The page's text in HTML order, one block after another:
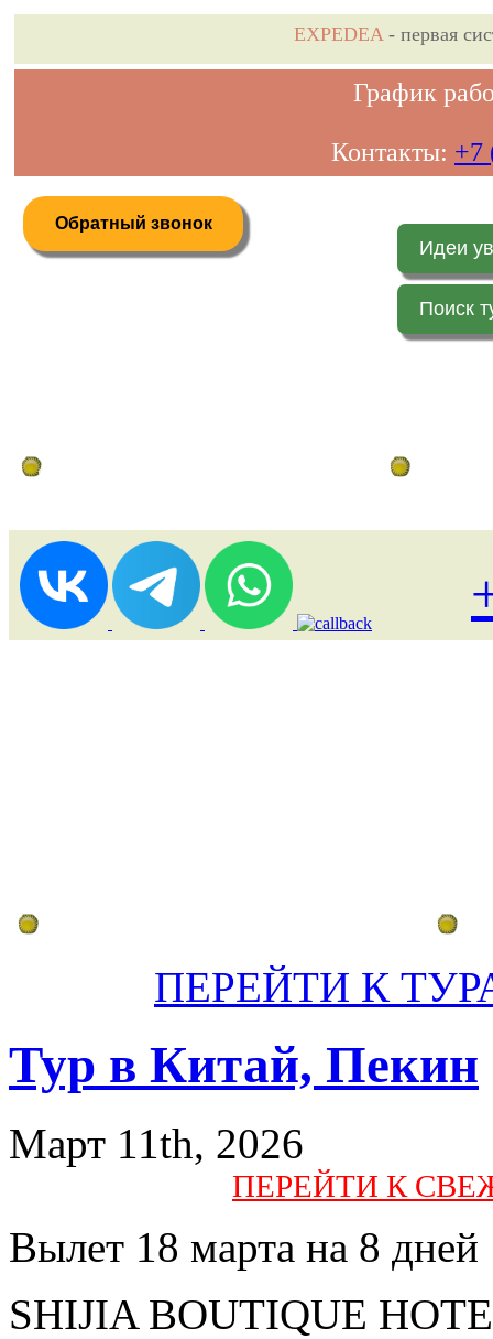
EXPEDEA- первая
График
Контакты: +7
Обратный звонок
Идеи
Поиск
Дистанционное бронирование туров
ПЕРЕЙТИ К
Тур в Китай, Пекин
Март 11th, 2026
ПЕРЕЙТИ К
Вылет 18 марта на 8 дней
SHIJIA BOUTIQUE